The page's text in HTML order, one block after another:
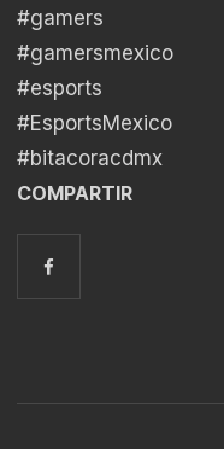
#gamers
#gamersmexico
#esports
#EsportsMexico
#bitacoracdmx
COMPARTIR